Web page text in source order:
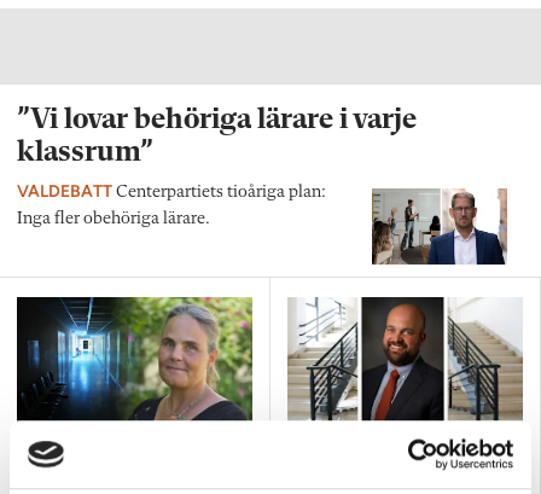
”Vi lovar behöriga lärare i varje
klassrum”
VALDEBATT Centerpartiets tioåriga plan:
Inga fler obehöriga lärare.
”Så bryter vi hatpratets
pyramid i skolan”
”Hur skolan fungerar blir